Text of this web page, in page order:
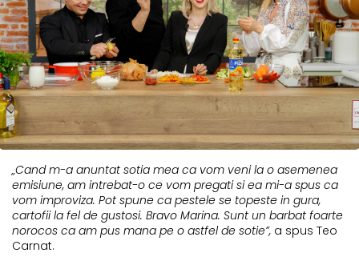
„Cand m-a anuntat sotia mea ca vom veni la o asemenea
emisiune, am intrebat-o ce vom pregati si ea mi-a spus ca
vom improviza. Pot spune ca pestele se topeste in gura,
cartofii la fel de gustosi. Bravo Marina. Sunt un barbat foarte
norocos ca am pus mana pe o astfel de sotie”, a spus Teo
Carnat.